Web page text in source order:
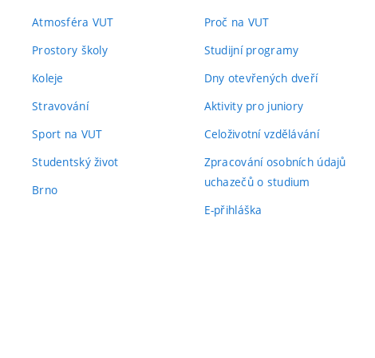
Atmosféra VUT
Prostory školy
Koleje
Stravování
Sport na VUT
Studentský život
Brno
Proč na VUT
Studijní programy
Dny otevřených dveří
Aktivity pro juniory
Celoživotní vzdělávání
Zpracování osobních údajů
uchazečů o studium
E-přihláška